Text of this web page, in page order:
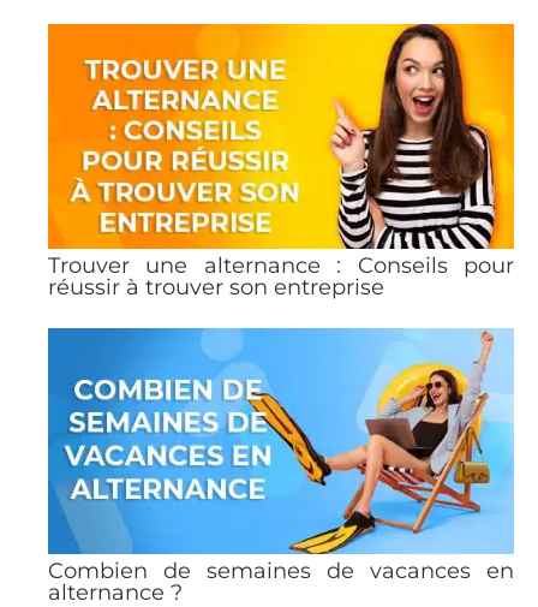
Trouver une alternance : Conseils pour
réussir à trouver son entreprise
Combien de semaines de vacances en
alternance ?